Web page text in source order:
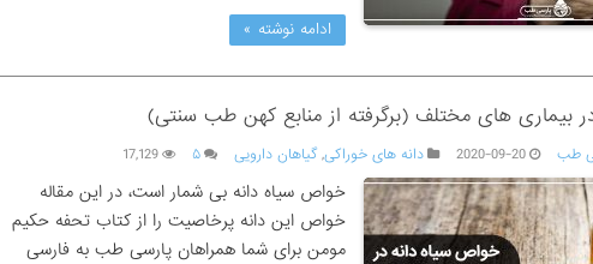
ادامه نوشته »
بیماری های مختلف (برگرفته از منابع کهن طب سنتی)
طب 2020-09-20 دانه های خوراکی, گیاهان دارویی ۵ 17,129
خواص سیاه دانه بی شمار است، در این مقاله
خواص این دانه پرخاصیت را از کتاب تحفه حکیم
مومن برای شما همراهان پارسی طب به فارسی